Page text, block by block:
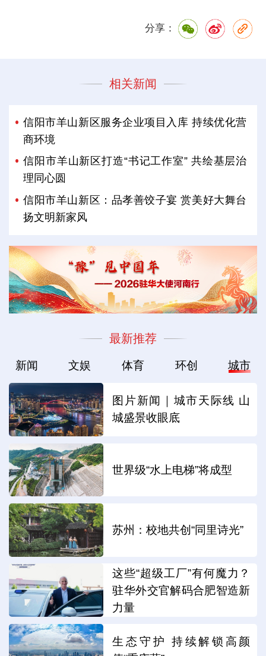
分享：
相关新闻
信阳市羊山新区服务企业项目入库 持续优化营
商环境
信阳市羊山新区打造“书记工作室” 共绘基层治
理同心圆
信阳市羊山新区：品孝善饺子宴 赏美好大舞台
扬文明新家风
最新推荐
新闻 文娱 体育 环创 城市
图片新闻｜城市天际线 山
城盛景收眼底
世界级“水上电梯”将成型
苏州：校地共创“同里诗光”
这些“超级工厂”有何魔力？
驻华外交官解码合肥智造新
力量
生态守护 持续解锁高颜